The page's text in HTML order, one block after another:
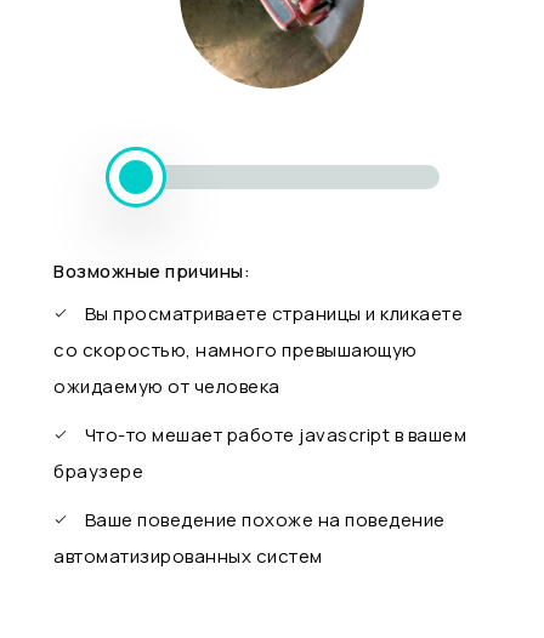
Возможные причины:
Вы просматриваете страницы и кликаете
со скоростью, намного превышающую
ожидаемую от человека
Что-то мешает работе javascript в вашем
браузере
Ваше поведение похоже на поведение
автоматизированных систем